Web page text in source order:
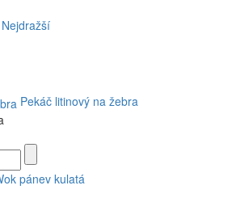
Nejdražší
Pekáč litinový na žebra
pánev kulatá